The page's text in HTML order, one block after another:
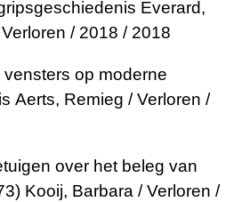
Everard,
/ 2018 / 2018
op moderne
Aerts, Remieg / Verloren /
over het beleg van
Kooij, Barbara / Verloren /